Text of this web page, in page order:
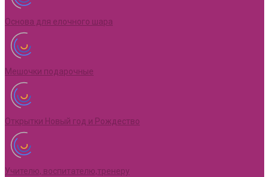
Основа для елочного шара
Мешочки подарочные
Открытки Новый год и Рождество
Учителю, воспитателю,тренеру